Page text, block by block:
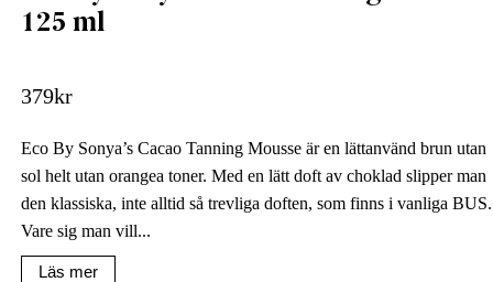
125 ml
379kr
Eco By Sonya’s Cacao Tanning Mousse är en lättanvänd brun utan
sol helt utan orangea toner. Med en lätt doft av choklad slipper man
den klassiska, inte alltid så trevliga doften, som finns i vanliga BUS.
Vare sig man vill...
Läs mer